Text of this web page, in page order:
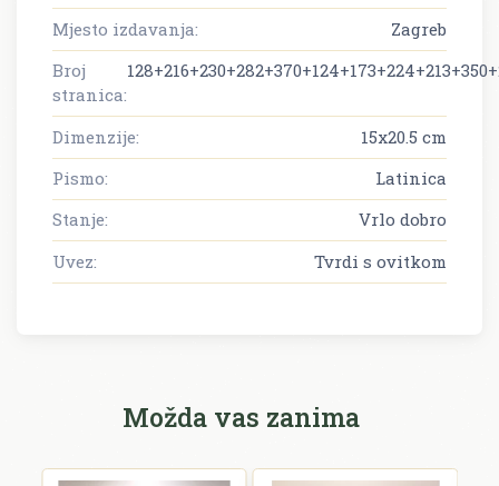
Mjesto izdavanja:
Zagreb
Broj
stranica:
Dimenzije:
15x20.5 cm
Pismo:
Latinica
Stanje:
Vrlo dobro
Uvez:
Tvrdi s ovitkom
Možda vas zanima